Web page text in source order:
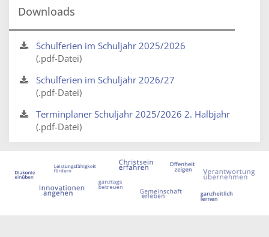
Downloads
Schulferien im Schuljahr 2025/2026
(.pdf-Datei)
Schulferien im Schuljahr 2026/27
(.pdf-Datei)
Terminplaner Schuljahr 2025/2026 2. Halbjahr
(.pdf-Datei)